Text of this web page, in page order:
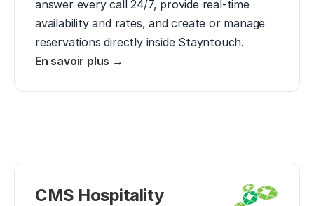
answer every call 24/7, provide real-time
availability and rates, and create or manage
reservations directly inside Stayntouch.
En savoir plus →
CMS Hospitality